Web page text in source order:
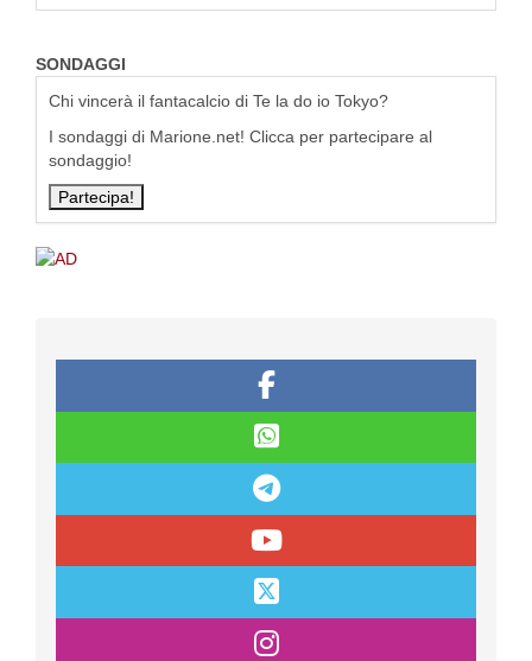
SONDAGGI
Chi vincerà il fantacalcio di Te la do io Tokyo?
I sondaggi di Marione.net! Clicca per partecipare al
sondaggio!